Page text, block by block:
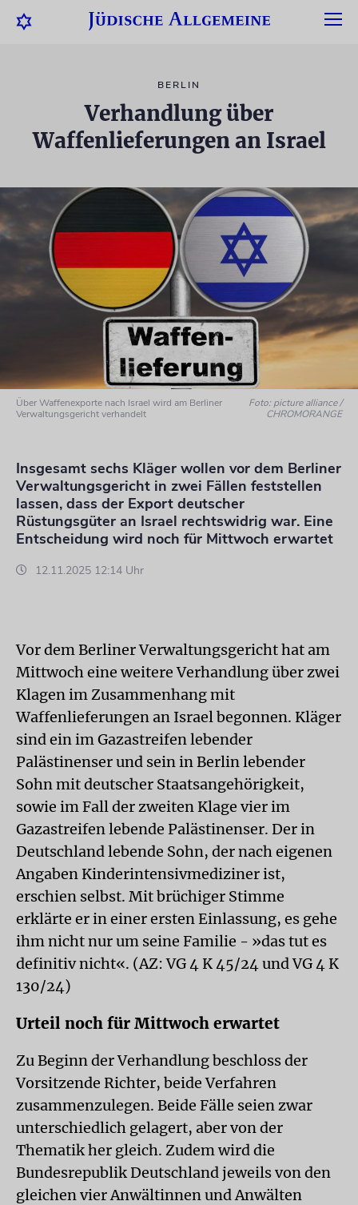
BERLIN
Verhandlung über
Waffenlieferungen an Israel
Über Waffenexporte nach Israel wird am Berliner
Verwaltungsgericht verhandelt
Foto: picture alliance /
CHROMORANGE
Insgesamt sechs Kläger wollen vor dem Berliner
Verwaltungsgericht in zwei Fällen feststellen
lassen, dass der Export deutscher
Rüstungsgüter an Israel rechtswidrig war. Eine
Entscheidung wird noch für Mittwoch erwartet
12.11.2025 12:14 Uhr
Vor dem Berliner Verwaltungsgericht hat am
Mittwoch eine weitere Verhandlung über zwei
Klagen im Zusammenhang mit
Waffenlieferungen an Israel begonnen. Kläger
sind ein im Gazastreifen lebender
Palästinenser und sein in Berlin lebender
Sohn mit deutscher Staatsangehörigkeit,
sowie im Fall der zweiten Klage vier im
Gazastreifen lebende Palästinenser. Der in
Deutschland lebende Sohn, der nach eigenen
Angaben Kinderintensivmediziner ist,
erschien selbst. Mit brüchiger Stimme
erklärte er in einer ersten Einlassung, es gehe
ihm nicht nur um seine Familie - »das tut es
definitiv nicht«. (AZ: VG 4 K 45/24 und VG 4 K
130/24)
Urteil noch für Mittwoch erwartet
Zu Beginn der Verhandlung beschloss der
Vorsitzende Richter, beide Verfahren
zusammenzulegen. Beide Fälle seien zwar
unterschiedlich gelagert, aber von der
Thematik her gleich. Zudem wird die
Bundesrepublik Deutschland jeweils von den
gleichen vier Anwältinnen und Anwälten